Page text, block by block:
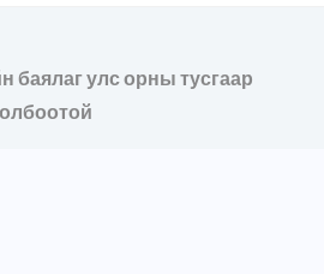
баялаг улс орны тусгаар